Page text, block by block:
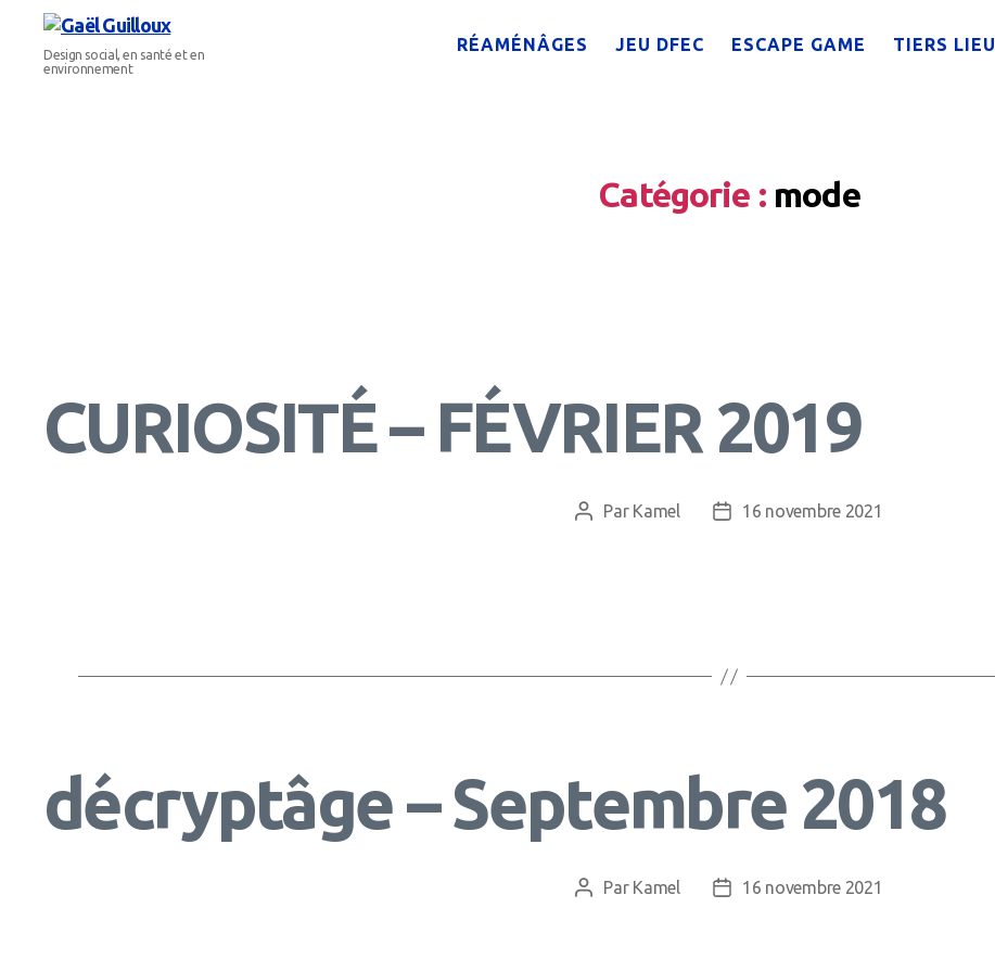
Gaël
Guilloux
Design social, en santé et en
environnement
RÉAMÉNÂGES JEU DFEC ESCAPE GAME TIERS LIEU
Catégorie : mode
CURIOSITÉ – FÉVRIER 2019
Auteur
Par Kamel
Date16 novembre 2021
décryptâge – Septembre 2018
Auteur
Par Kamel
Date16 novembre 2021